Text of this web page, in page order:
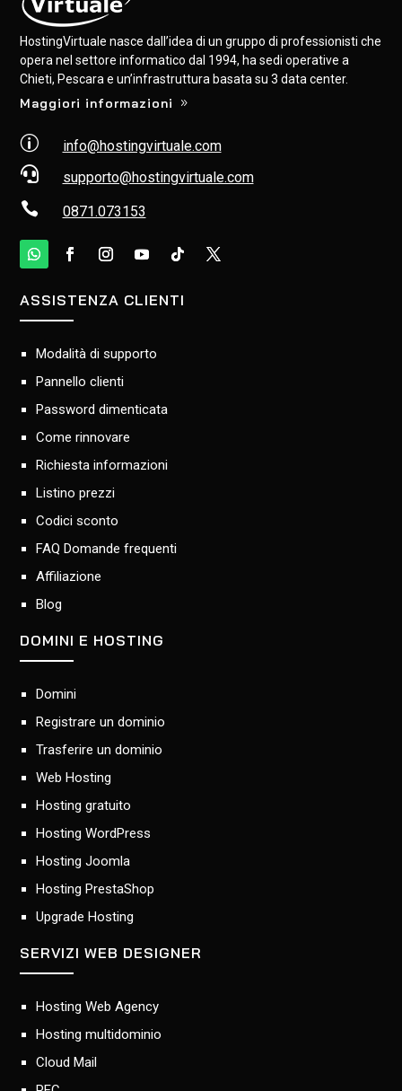
HostingVirtuale nasce dall’idea di un gruppo di professionisti che
opera nel settore informatico dal 1994, ha sedi operative a
Chieti, Pescara e un’infrastruttura basata su 3 data center.
Maggiori informazioni
p info@hostingvirtuale.com
 supporto@hostingvirtuale.com
 0871.073153
ASSISTENZA CLIENTI
Modalità di supporto
Pannello clienti
Password dimenticata
Come rinnovare
Richiesta informazioni
Listino prezzi
Codici sconto
FAQ Domande frequenti
Affiliazione
Blog
DOMINI E HOSTING
Domini
Registrare un dominio
Trasferire un dominio
Web Hosting
Hosting gratuito
Hosting WordPress
Hosting Joomla
Hosting PrestaShop
Upgrade Hosting
SERVIZI WEB DESIGNER
Hosting Web Agency
Hosting multidominio
Cloud Mail